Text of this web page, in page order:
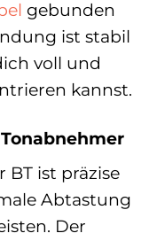
gebunden
ist stabil
voll und
kannst.
BT ist präzise
Abtastung
Der